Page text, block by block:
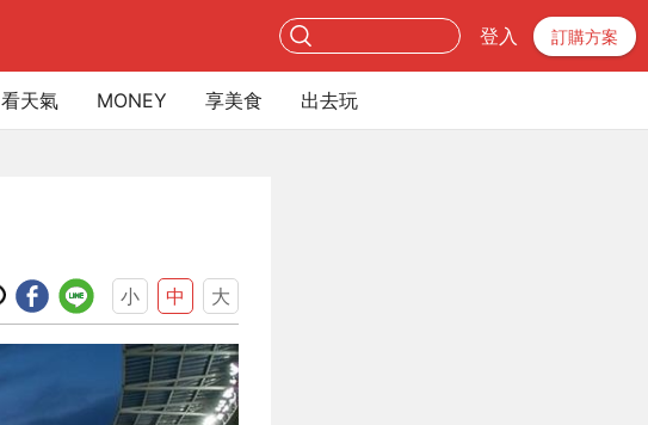
登入 訂購方案
看天氣 MONEY 享美食 出去玩
小 中 大